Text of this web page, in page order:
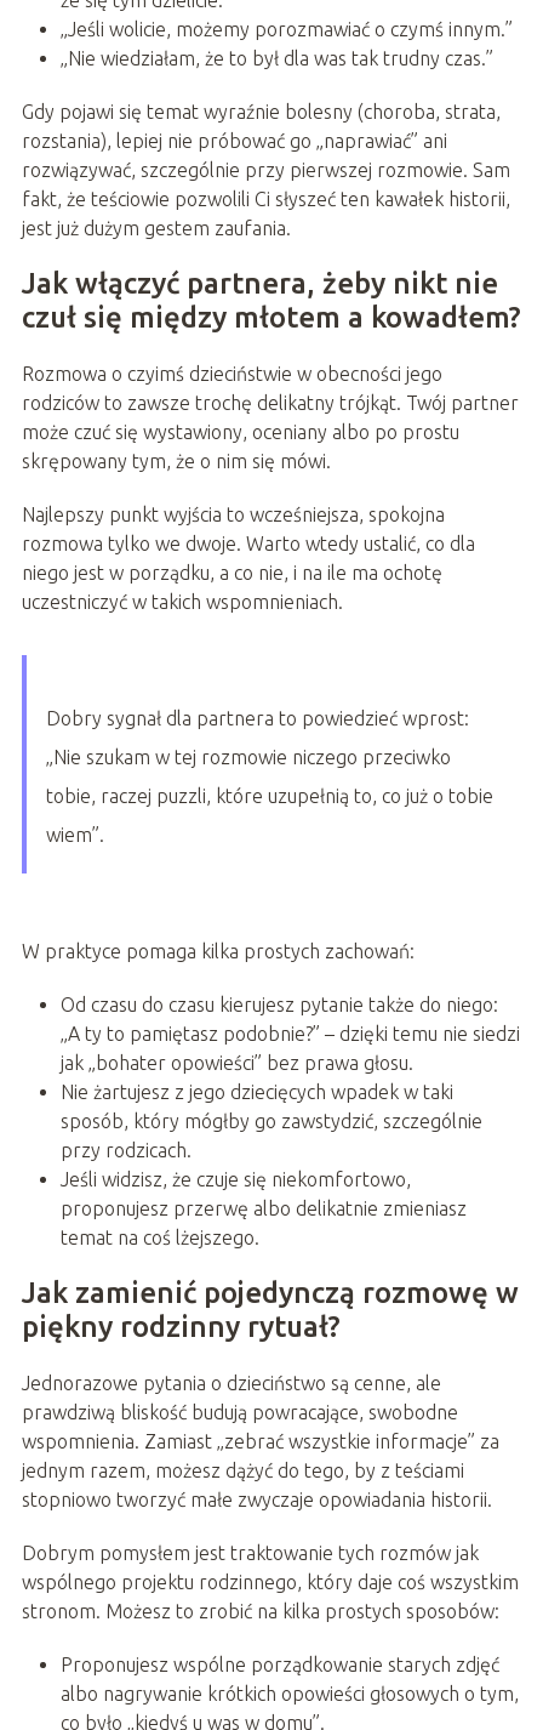
„Jeśli wolicie, możemy porozmawiać o czymś innym.”
„Nie wiedziałam, że to był dla was tak trudny czas.”
Gdy pojawi się temat wyraźnie bolesny (choroba, strata,
rozstania), lepiej nie próbować go „naprawiać” ani
rozwiązywać, szczególnie przy pierwszej rozmowie. Sam
fakt, że teściowie pozwolili Ci słyszeć ten kawałek historii,
jest już dużym gestem zaufania.
Jak włączyć partnera, żeby nikt nie
czuł się między młotem a kowadłem?
Rozmowa o czyimś dzieciństwie w obecności jego
rodziców to zawsze trochę delikatny trójkąt. Twój partner
może czuć się wystawiony, oceniany albo po prostu
skrępowany tym, że o nim się mówi.
Najlepszy punkt wyjścia to wcześniejsza, spokojna
rozmowa tylko we dwoje. Warto wtedy ustalić, co dla
niego jest w porządku, a co nie, i na ile ma ochotę
uczestniczyć w takich wspomnieniach.
Dobry sygnał dla partnera to powiedzieć wprost:
„Nie szukam w tej rozmowie niczego przeciwko
tobie, raczej puzzli, które uzupełnią to, co już o tobie
wiem”.
W praktyce pomaga kilka prostych zachowań:
Od czasu do czasu kierujesz pytanie także do niego:
„A ty to pamiętasz podobnie?” – dzięki temu nie siedzi
jak „bohater opowieści” bez prawa głosu.
Nie żartujesz z jego dziecięcych wpadek w taki
sposób, który mógłby go zawstydzić, szczególnie
przy rodzicach.
Jeśli widzisz, że czuje się niekomfortowo,
proponujesz przerwę albo delikatnie zmieniasz
temat na coś lżejszego.
Jak zamienić pojedynczą rozmowę w
piękny rodzinny rytuał?
Jednorazowe pytania o dzieciństwo są cenne, ale
prawdziwą bliskość budują powracające, swobodne
wspomnienia. Zamiast „zebrać wszystkie informacje” za
jednym razem, możesz dążyć do tego, by z teściami
stopniowo tworzyć małe zwyczaje opowiadania historii.
Dobrym pomysłem jest traktowanie tych rozmów jak
wspólnego projektu rodzinnego, który daje coś wszystkim
stronom. Możesz to zrobić na kilka prostych sposobów:
Proponujesz wspólne porządkowanie starych zdjęć
albo nagrywanie krótkich opowieści głosowych o tym,
co było „kiedyś u was w domu”.